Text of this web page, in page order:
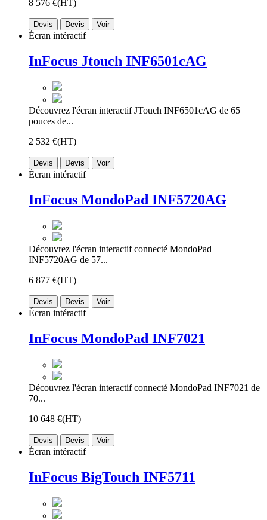
8 576 €(HT)
Devis Devis Voir
Écran intéractif
InFocus Jtouch INF6501cAG
Découvrez l'écran interactif JTouch INF6501cAG de 65
pouces de...
2 532 €(HT)
Devis Devis Voir
Écran intéractif
InFocus MondoPad INF5720AG
Découvrez l'écran interactif connecté MondoPad
INF5720AG de 57...
6 877 €(HT)
Devis Devis Voir
Écran intéractif
InFocus MondoPad INF7021
Découvrez l'écran interactif connecté MondoPad INF7021 de
70...
10 648 €(HT)
Devis Devis Voir
Écran intéractif
InFocus BigTouch INF5711